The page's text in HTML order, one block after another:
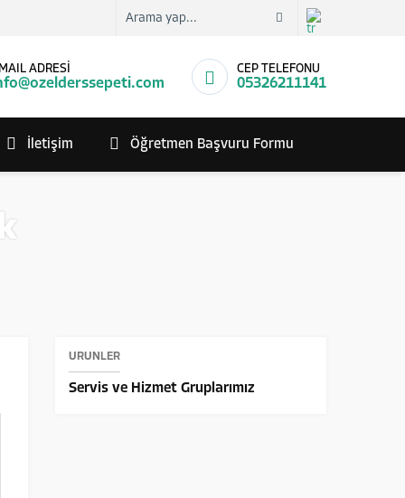
ADRESİ CEP TELEFONU
05326211141
İletişim Öğretmen Başvuru Formu
ÜRÜNLER
Servis ve Hizmet Gruplarımız